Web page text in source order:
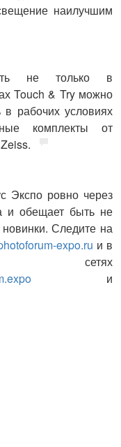
наилучшим
не только в
Touch & Try можно
рабочих условиях
комплекты от
Экспо ровно через
и обещает быть не
Следите на
expo.ru и в
сетях
и